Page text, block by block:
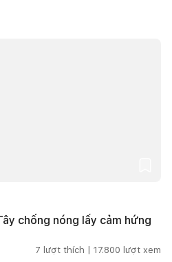
chống nóng lấy cảm hứng
7 lượt thích | 17.800 lượt xem